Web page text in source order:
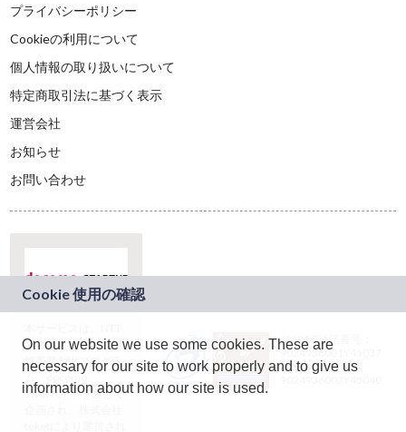
プライバシーポリシー
Cookieの利用について
個人情報の取り扱いについて
特定商取引法に基づく表示
運営会社
お知らせ
お問い合わせ
ドコモグループの新
規事業創出プログラ
ム「docomo
STARTUP」を通じて
JASRAC許諾番号：
9024936001Y45037
JASRAC許諾番号：
On our website we use some cookies. These are
necessary for our site to work properly and to give us
information about how our site is used.